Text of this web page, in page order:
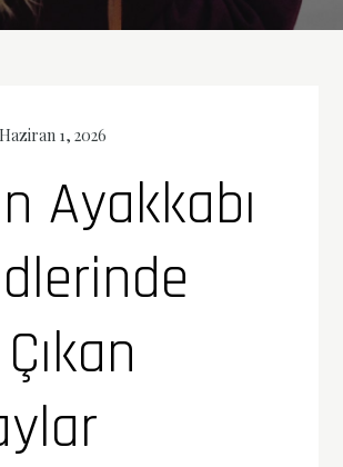
Haziran 1, 2026
Ayakkabı